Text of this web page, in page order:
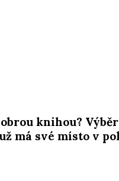
knihou?
má své místo v